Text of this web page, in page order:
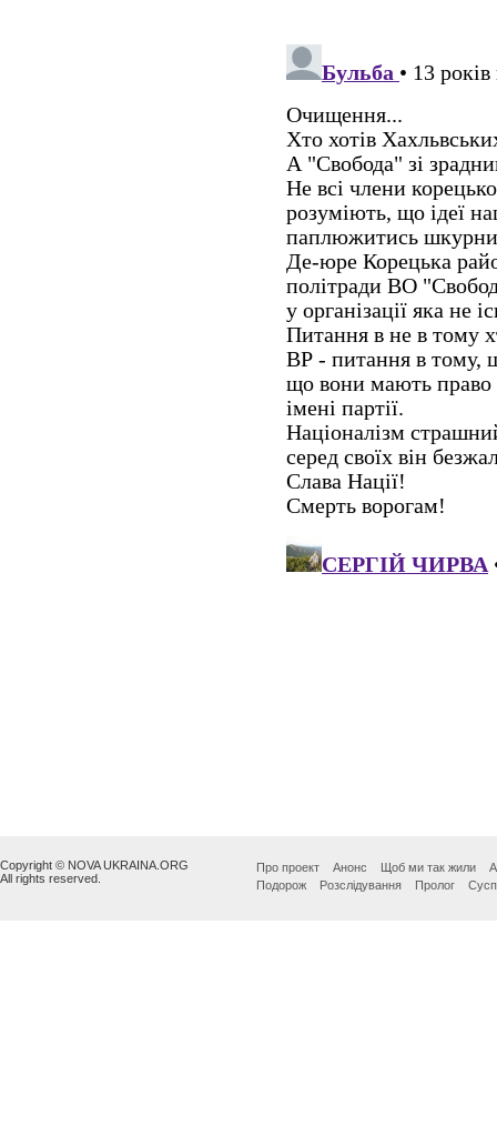
Copyright © NOVA UKRAINA.ORG
All rights reserved.
Про проект Анонс Щоб ми так жили
Подорож
Розслідування Пролог